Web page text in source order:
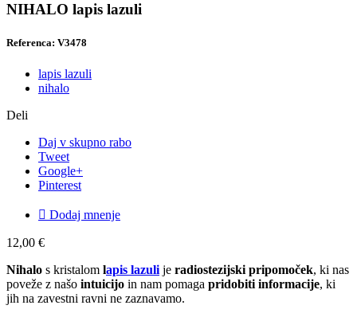
NIHALO lapis lazuli
Referenca: V3478
lapis lazuli
nihalo
Deli
Daj v skupno rabo
Tweet
Google+
Pinterest
 Dodaj mnenje
12,00 €
Nihalo s kristalom lapis lazuli je radiostezijski pripomoček, ki nas
poveže z našo intuicijo in nam pomaga pridobiti informacije, ki
jih na zavestni ravni ne zaznavamo.